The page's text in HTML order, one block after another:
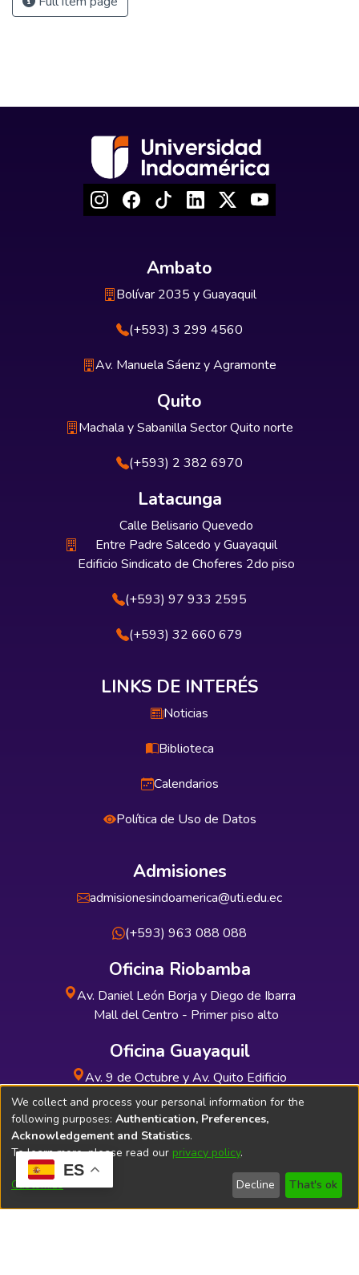
ES
Ambato
Bolívar 2035 y Guayaquil
(+593) 3 299 4560
Av. Manuela Sáenz y Agramonte
Quito
Machala y Sabanilla Sector Quito norte
(+593) 2 382 6970
Latacunga
Calle Belisario Quevedo
Entre Padre Salcedo y Guayaquil
Edificio Sindicato de Choferes 2do piso
(+593) 97 933 2595
(+593) 32 660 679
LINKS DE INTERÉS
Noticias
Biblioteca
Calendarios
Política de Uso de Datos
Admisiones
admisionesindoamerica@uti.edu.ec
(+593) 963 088 088
Oficina Riobamba
Av. Daniel León Borja y Diego de Ibarra
Mall del Centro - Primer piso alto
Oficina Guayaquil
Av. 9 de Octubre y Av. Quito Edificio
INDUAUTO - Planta baja
Soporte Técnico Bibliolatino.com
We collect and process your personal information for the
following purposes: Authentication, Preferences,
Acknowledgement and Statistics.
To learn more, please read our privacy policy.
Customize Decline That's ok